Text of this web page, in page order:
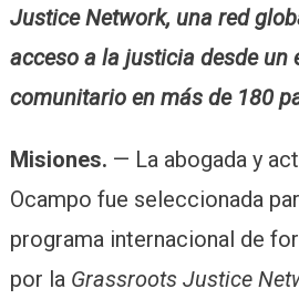
Justice Network, una red
acceso a la justicia desde un
comunitario en más de 180
Misiones. — La abogada y
Ocampo fue seleccionada
programa internacional de
por la Grassroots Justice